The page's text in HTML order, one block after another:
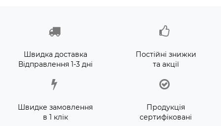
Швидка доставка
Відправлення 1-3 дні
Постійні знижки
та акції
Швидке замовлення
в 1 клік
Продукція
сертифіковані